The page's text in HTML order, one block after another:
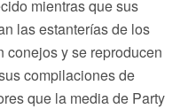
mientras que sus
las estanterías de los
conejos y se reproducen
compilaciones de
que la media de Party